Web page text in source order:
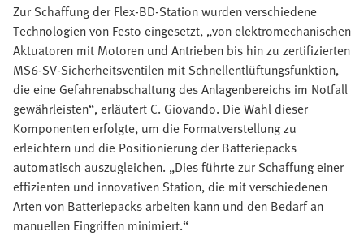
Zur Schaffung der Flex-BD-Station wurden verschiedene
Technologien von Festo eingesetzt, „von elektromechanischen
Aktuatoren mit Motoren und Antrieben bis hin zu zertifizierten
MS6-SV-Sicherheitsventilen mit Schnellentlüftungsfunktion,
die eine Gefahrenabschaltung des Anlagenbereichs im Notfall
gewährleisten“, erläutert C. Giovando. Die Wahl dieser
Komponenten erfolgte, um die Formatverstellung zu
erleichtern und die Positionierung der Batteriepacks
automatisch auszugleichen. „Dies führte zur Schaffung einer
effizienten und innovativen Station, die mit verschiedenen
Arten von Batteriepacks arbeiten kann und den Bedarf an
manuellen Eingriffen minimiert.“